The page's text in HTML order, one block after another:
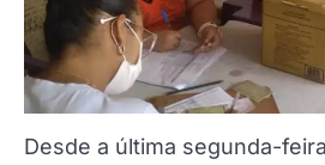
Desde a última segunda-